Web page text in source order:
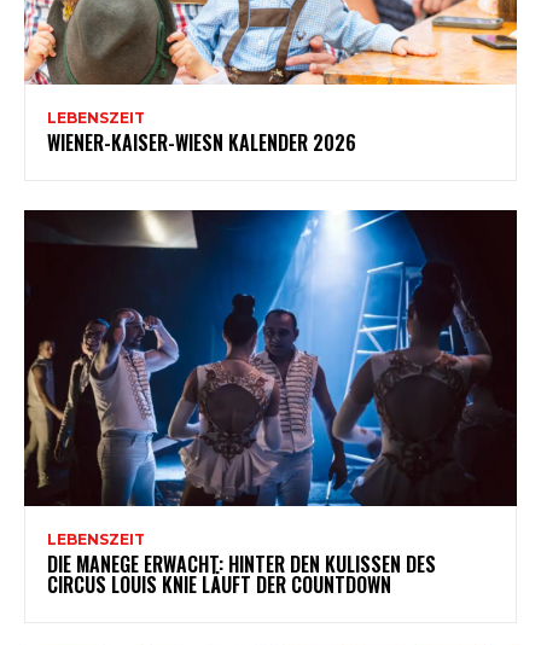
LEBENSZEIT
WIENER-KAISER-WIESN KALENDER 2026
LEBENSZEIT
DIE MANEGE ERWACHT: HINTER DEN KULISSEN DES
CIRCUS LOUIS KNIE LÄUFT DER COUNTDOWN